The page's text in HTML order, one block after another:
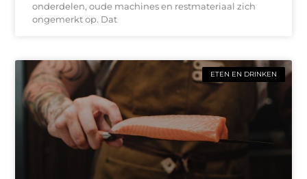
onderdelen, oude machines en restmateriaal zich
ongemerkt op. Dat
ETEN EN DRINKEN